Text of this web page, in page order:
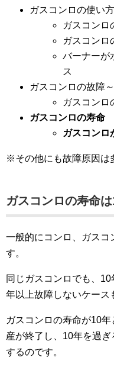
ガスコンロの使い方
ガスコンロ
ガスコンロ
バーナーが
ス
ガスコンロの故障
ガスコンロ
ガスコンロの寿命
ガスコンロ
※その他にも故障原因は
ガスコンロの寿命は
一般的にコンロ、ガスコ
す。
同じガスコンロでも、
年以上故障しないケース
ガスコンロの寿命が10
産が終了し、10年を過
するのです。